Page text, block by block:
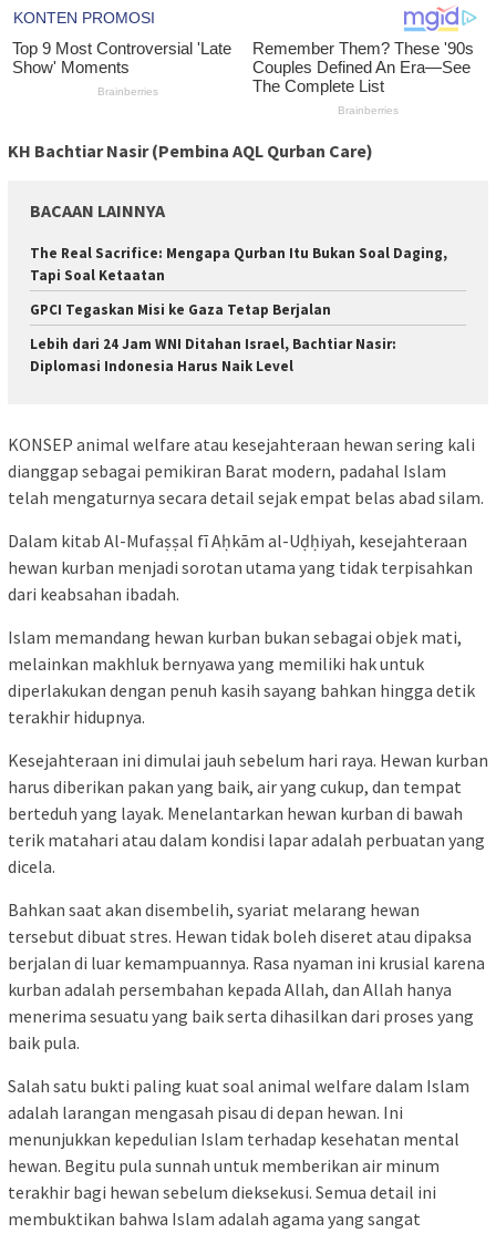
KH Bachtiar Nasir (Pembina AQL Qurban Care)
BACAAN LAINNYA
The Real Sacrifice: Mengapa Qurban Itu Bukan Soal Daging,
Tapi Soal Ketaatan
GPCI Tegaskan Misi ke Gaza Tetap Berjalan
Lebih dari 24 Jam WNI Ditahan Israel, Bachtiar Nasir:
Diplomasi Indonesia Harus Naik Level
KONSEP animal welfare atau kesejahteraan hewan sering kali
dianggap sebagai pemikiran Barat modern, padahal Islam
telah mengaturnya secara detail sejak empat belas abad silam.
Dalam kitab Al-Mufaṣṣal fī Aḥkām al-Uḍḥiyah, kesejahteraan
hewan kurban menjadi sorotan utama yang tidak terpisahkan
dari keabsahan ibadah.
Islam memandang hewan kurban bukan sebagai objek mati,
melainkan makhluk bernyawa yang memiliki hak untuk
diperlakukan dengan penuh kasih sayang bahkan hingga detik
terakhir hidupnya.
Kesejahteraan ini dimulai jauh sebelum hari raya. Hewan kurban
harus diberikan pakan yang baik, air yang cukup, dan tempat
berteduh yang layak. Menelantarkan hewan kurban di bawah
terik matahari atau dalam kondisi lapar adalah perbuatan yang
dicela.
Bahkan saat akan disembelih, syariat melarang hewan
tersebut dibuat stres. Hewan tidak boleh diseret atau dipaksa
berjalan di luar kemampuannya. Rasa nyaman ini krusial karena
kurban adalah persembahan kepada Allah, dan Allah hanya
menerima sesuatu yang baik serta dihasilkan dari proses yang
baik pula.
Salah satu bukti paling kuat soal animal welfare dalam Islam
adalah larangan mengasah pisau di depan hewan. Ini
menunjukkan kepedulian Islam terhadap kesehatan mental
hewan. Begitu pula sunnah untuk memberikan air minum
terakhir bagi hewan sebelum dieksekusi. Semua detail ini
membuktikan bahwa Islam adalah agama yang sangat